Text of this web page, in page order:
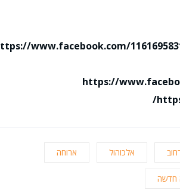
https://www.facebook.com/
https://
אלכוהול ארוחה
חדשה